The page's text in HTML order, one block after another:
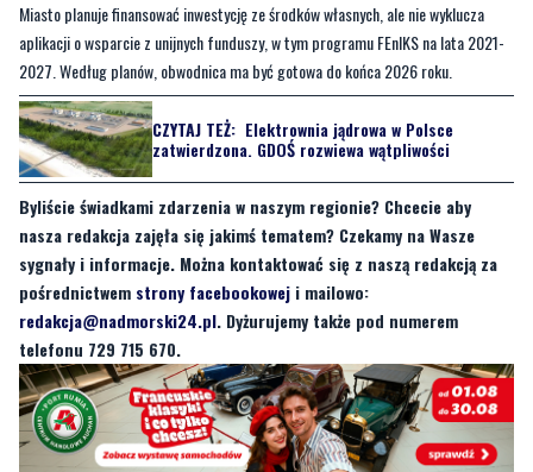
Miasto planuje finansować inwestycję ze środków własnych, ale nie wyklucza
aplikacji o wsparcie z unijnych funduszy, w tym programu FEnIKS na lata 2021-
2027. Według planów, obwodnica ma być gotowa do końca 2026 roku.
CZYTAJ TEŻ: Elektrownia jądrowa w Polsce
zatwierdzona. GDOŚ rozwiewa wątpliwości
Byliście świadkami zdarzenia w naszym regionie? Chcecie aby
nasza redakcja zajęła się jakimś tematem? Czekamy na Wasze
sygnały i informacje. Można kontaktować się z naszą redakcją za
pośrednictwem strony facebookowej i mailowo:
redakcja@nadmorski24.pl. Dyżurujemy także pod numerem
telefonu 729 715 670.